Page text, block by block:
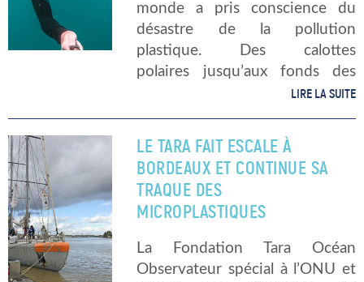
monde a pris conscience du
désastre de la pollution
plastique. Des calottes
polaires jusqu’aux fonds des
océans, ils sont partout. Une
le Scripps Institution of
Oceanography de San Diego et
publiée dans Limnology et
Oceanography Letters, révèle
[…]
LIRE LA SUITE
LE TARA FAIT ESCALE À
BORDEAUX ET CONTINUE SA
TRAQUE DES
MICROPLASTIQUES
La Fondation Tara Océan
Observateur spécial à l’ONU et